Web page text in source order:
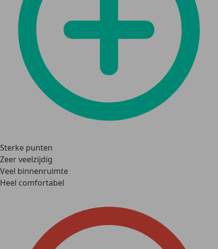
Sterke punten
Zeer veelzijdig
Veel binnenruimte
Heel comfortabel